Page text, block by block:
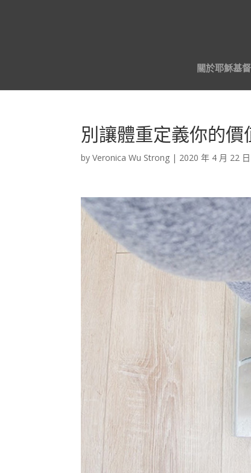
關於耶穌基督
別讓體重定義你的價
byVeronica Wu Strong | 2020 年 4 月 22 日